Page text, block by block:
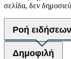
σελίδα, δεν
Ροή ειδήσεων
Δημοφιλή